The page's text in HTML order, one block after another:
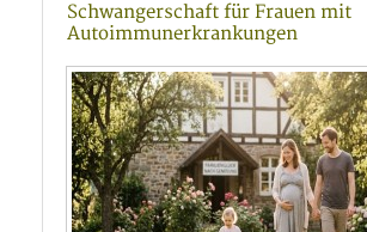
Schwangerschaft für Frauen mit
Autoimmunerkrankungen